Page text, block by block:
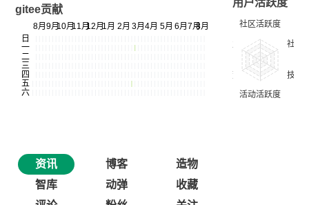
gitee贡献
用户活跃度
资讯 博客
造物
智库
动弹
收藏